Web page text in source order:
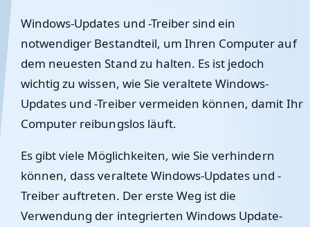
Windows-Updates und -Treiber sind ein
notwendiger Bestandteil, um Ihren Computer auf
dem neuesten Stand zu halten. Es ist jedoch
wichtig zu wissen, wie Sie veraltete Windows-
Updates und -Treiber vermeiden können, damit Ihr
Computer reibungslos läuft.
Es gibt viele Möglichkeiten, wie Sie verhindern
können, dass veraltete Windows-Updates und -
Treiber auftreten. Der erste Weg ist die
Verwendung der integrierten Windows Update-